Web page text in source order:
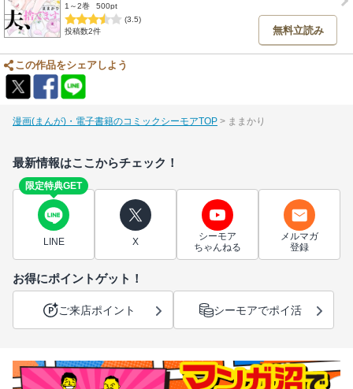
1～2巻
500pt
(3.5)
投稿数2件
無料立読み
この作品をシェアしよう
漫画(まんが)・電子書籍のコミックシーモアTOP ままかり
最新情報はここからチェック！
限定特典GET
LINE X
シーモア
ちゃんねる
メルマガ
登録
お得にポイントゲット！
ご来店ポイント シーモアでポイ活